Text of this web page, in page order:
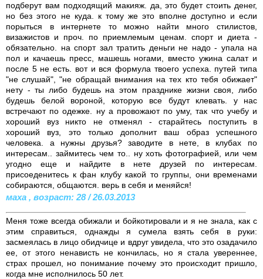
подберут вам подходящий макияж. да, это будет стоить денег,
но без этого не куда. к тому же это вполне доступно и если
порыться в интернете то можно найти много стилистов,
визажистов и проч. по приемлемым ценам. спорт и диета -
обязательно. на спорт зал тратить деньги не надо - упала на
пол и качаешь пресс, машешь ногами, вместо ужина салат и
после 5 не есть. вот и вся формула твоего успеха. путей типа
"не слушай", "не обращай внимания на тех кто тебя обижает"
нету - ты либо будешь на этом празднике жизни своя, либо
будешь белой вороной, которую все будут клевать. у нас
встречают по одежке. ну а провожают по уму, так что учебу и
хороший вуз никто не отменял - старайтесь поступить в
хороший вуз, это только дополнит ваш образ успешного
человека. а нужны друзья? заводите в нете, в клубах по
интересам.. займитесь чем то.. ну хоть фотографией, или чем
угодно еще и найдите в нете друзей по интересам.
присоеденитесь к фан клубу какой то группы, они временами
собираются, общаются. верь в себя и меняйся!
маха , возраст: 28 / 26.03.2013
Меня тоже всегда обижали и бойкотировали и я не знала, как с
этим справиться, однажды я сумела взять себя в руки:
засмеялась в лицо обидчице и вдруг увидела, что это озадачило
ее, от этого ненависть не кончилась, но я стала увереннее,
страх прошел, но понимание почему это происходит пришло,
когда мне исполнилось 50 лет.